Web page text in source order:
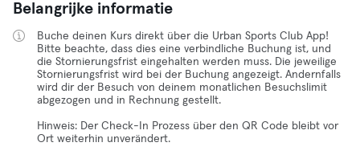
Belangrijke informatie
Buche deinen Kurs direkt über die Urban Sports Club App!
Bitte beachte, dass dies eine verbindliche Buchung ist, und
die Stornierungsfrist eingehalten werden muss. Die jeweilige
Stornierungsfrist wird bei der Buchung angezeigt. Andernfalls
wird dir der Besuch von deinem monatlichen Besuchslimit
abgezogen und in Rechnung gestellt.
Hinweis: Der Check-In Prozess über den QR Code bleibt vor
Ort weiterhin unverändert.